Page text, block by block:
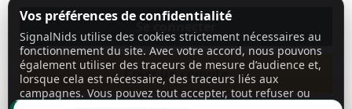
Créer un compte
Vos préférences de confidentialité
SignalNids utilise des cookies strictement nécessaires au
fonctionnement du site. Avec votre accord, nous pouvons
également utiliser des traceurs de mesure d’audience et,
lorsque cela est nécessaire, des traceurs liés aux
campagnes. Vous pouvez tout accepter, tout refuser ou